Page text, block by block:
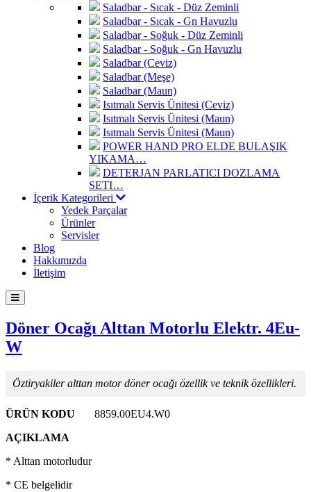
Saladbar - Sıcak - Düz Zeminli
Saladbar - Sıcak - Gn Havuzlu
Saladbar - Soğuk - Düz Zeminli
Saladbar - Soğuk - Gn Havuzlu
Saladbar (Ceviz)
Saladbar (Meşe)
Saladbar (Maun)
Isıtmalı Servis Ünitesi (Ceviz)
Isıtmalı Servis Ünitesi (Maun)
Isıtmalı Servis Ünitesi (Maun)
POWER HAND PRO ELDE BULAŞIK
YIKAMA…
DETERJAN PARLATICI DOZLAMA
SETI…
İçerik Kategorileri
Yedek Parçalar
Ürünler
Servisler
Blog
Hakkımızda
İletişim
Döner Ocağı Alttan Motorlu Elektr. 4Eu-
W
Öztiryakiler alttan motor döner ocağı özellik ve teknik özellikleri.
ÜRÜN KODU
8859.00EU4.W0
AÇIKLAMA
* Alttan motorludur
* CE belgelidir